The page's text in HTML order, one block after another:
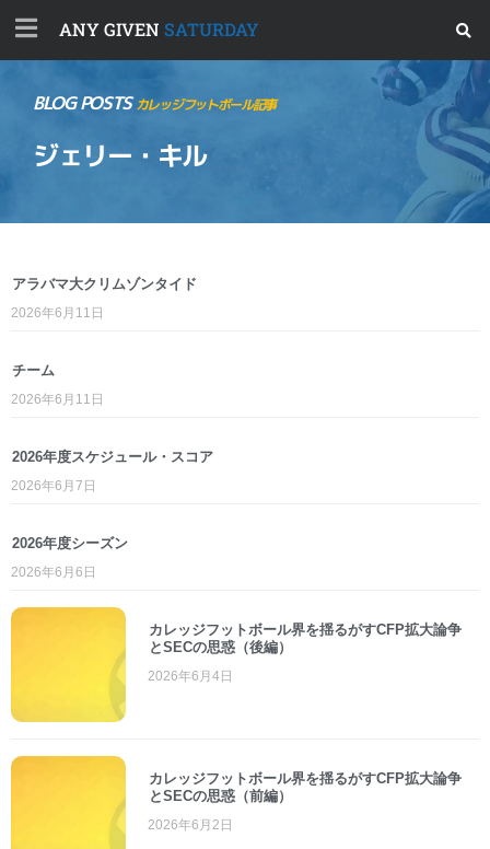
ANY GIVEN SATURDAY
BLOG POSTSカレッジフットボール記事
ジェリー・キル
アラバマ大クリムゾンタイド
2026年6月11日
チーム
2026年6月11日
2026年度スケジュール・スコア
2026年6月7日
2026年度シーズン
2026年6月6日
カレッジフットボール界を揺るがすCFP拡大論争
とSECの思惑（後編）
2026年6月4日
カレッジフットボール界を揺るがすCFP拡大論争
とSECの思惑（前編）
2026年6月2日